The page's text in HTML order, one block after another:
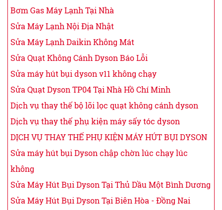
Bơm Gas Máy Lạnh Tại Nhà
Sửa Máy Lạnh Nội Địa Nhật
Sửa Máy Lạnh Daikin Không Mát
Sửa Quạt Không Cánh Dyson Báo Lỗi
Sửa máy hút bụi dyson v11 không chạy
Sửa Quạt Dyson TP04 Tại Nhà Hồ Chí Minh
Dịch vụ thay thế bộ lõi lọc quạt không cánh dyson
Dịch vụ thay thế phụ kiện máy sấy tóc dyson
DỊCH VỤ THAY THẾ PHỤ KIỆN MÁY HÚT BỤI DYSON
Sửa máy hút bụi Dyson chập chờn lúc chạy lúc
không
Sửa Máy Hút Bụi Dyson Tại Thủ Dầu Một Bình Dương
Sửa Máy Hút Bụi Dyson Tại Biên Hòa - Đồng Nai